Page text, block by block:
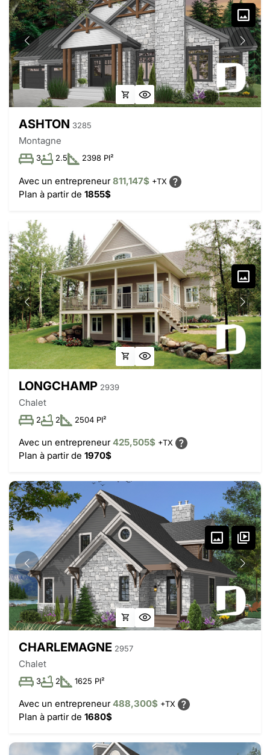
ASHTON 3285
Montagne
3 2.5 2398 PI²
Avec un entrepreneur811,147$ +TX
Plan à partir de 1855$
LONGCHAMP 2939
Chalet
2 2 2504 PI²
Avec un entrepreneur425,505$ +TX
Plan à partir de 1970$
CHARLEMAGNE 2957
Chalet
3 2 1625 PI²
Avec un entrepreneur488,300$ +TX
Plan à partir de 1680$